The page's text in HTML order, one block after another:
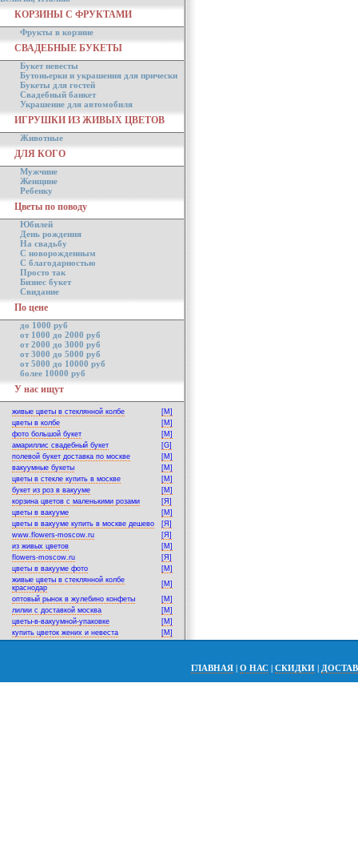
КОРЗИНЫ С ФРУКТАМИ
Фрукты в корзине
СВАДЕБНЫЕ БУКЕТЫ
Букет невесты
Бутоньерки и украшения для прически
Букеты для гостей
Свадебный банкет
Украшение для автомобиля
ИГРУШКИ ИЗ ЖИВЫХ ЦВЕТОВ
Животные
ДЛЯ КОГО
Мужчине
Женщине
Ребенку
Цветы по поводу
Юбилей
День рождения
На свадьбу
С новорожденным
С благодарностью
Просто так
Бизнес букет
Свидание
По цене
до 1000 руб
от 1000 до 2000 руб
от 2000 до 3000 руб
от 3000 до 5000 руб
от 5000 до 10000 руб
более 10000 руб
У нас ищут
живые цветы в стеклянной колбе
[M]
цветы в колбе
[M]
фото большой букет
[M]
амариллис свадебный букет
[G]
полевой букет доставка по москве
[M]
вакуумные букеты
[M]
цветы в стекле купить в москве
[M]
букет из роз в вакууме
[M]
корзина цветов с маленькими розами
[Я]
цветы в вакууме
[M]
цветы в вакууме купить в москве дешево
[Я]
www.flowers-moscow.ru
[Я]
из живых цветов
[M]
flowers-moscow.ru
[Я]
цветы в вакууме фото
[M]
живые цветы в стеклянной колбе
краснодар
[M]
оптовый рынок в жулебино конфеты
[M]
лилии с доставкой москва
[M]
цветы-в-вакуумной-упаковке
[M]
купить цветок жених и невеста
[M]
ГЛАВНАЯ | О НАС | СКИДКИ |